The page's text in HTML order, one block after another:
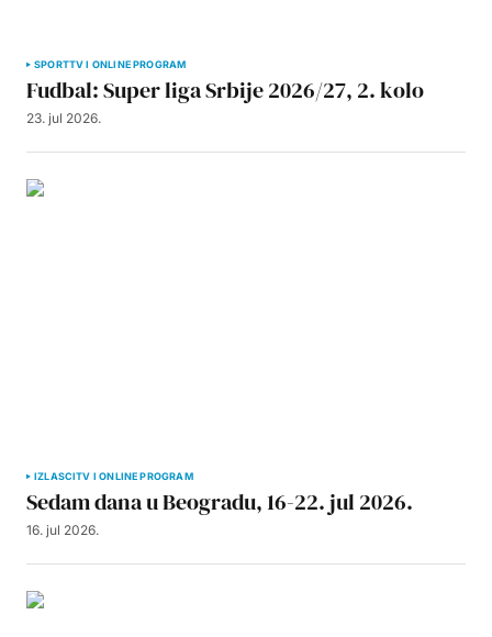
SPORTTV I ONLINE PROGRAM
Fudbal: Super liga Srbije 2026/27, 2. kolo
23. jul 2026.
IZLASCITV I ONLINE PROGRAM
Sedam dana u Beogradu, 16-22. jul 2026.
16. jul 2026.